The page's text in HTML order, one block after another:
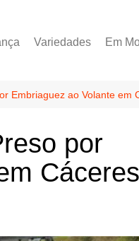
Variedades Em
Embriaguez ao Volante em
por